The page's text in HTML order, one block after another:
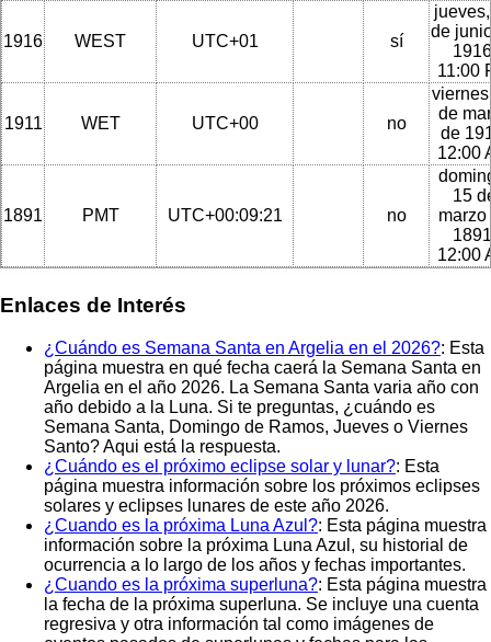
1916 WEST UTC+01 sí
de
11:00
1911 WET UTC+00 no
de
de
12:00
1891 PMT UTC+00:09:21 no
15
marzo
12:00
Enlaces de Interés
¿Cuándo es Semana Santa en Argelia en el 2026?: Esta
página muestra en qué fecha caerá la Semana Santa en
Argelia en el año 2026. La Semana Santa varia año con
año debido a la Luna. Si te preguntas, ¿cuándo es
Semana Santa, Domingo de Ramos, Jueves o Viernes
Santo? Aqui está la respuesta.
¿Cuándo es el próximo eclipse solar y lunar?: Esta
página muestra información sobre los próximos eclipses
solares y eclipses lunares de este año 2026.
¿Cuando es la próxima Luna Azul?: Esta página muestra
información sobre la próxima Luna Azul, su historial de
ocurrencia a lo largo de los años y fechas importantes.
¿Cuando es la próxima superluna?: Esta página muestra
la fecha de la próxima superluna. Se incluye una cuenta
regresiva y otra información tal como imágenes de